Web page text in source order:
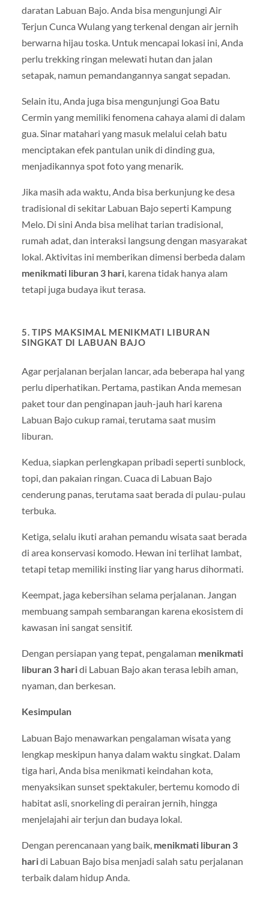
daratan Labuan Bajo. Anda bisa mengunjungi Air
Terjun Cunca Wulang yang terkenal dengan air jernih
berwarna hijau toska. Untuk mencapai lokasi ini, Anda
perlu trekking ringan melewati hutan dan jalan
setapak, namun pemandangannya sangat sepadan.
Selain itu, Anda juga bisa mengunjungi Goa Batu
Cermin yang memiliki fenomena cahaya alami di dalam
gua. Sinar matahari yang masuk melalui celah batu
menciptakan efek pantulan unik di dinding gua,
menjadikannya spot foto yang menarik.
Jika masih ada waktu, Anda bisa berkunjung ke desa
tradisional di sekitar Labuan Bajo seperti Kampung
Melo. Di sini Anda bisa melihat tarian tradisional,
rumah adat, dan interaksi langsung dengan masyarakat
lokal. Aktivitas ini memberikan dimensi berbeda dalam
menikmati liburan 3 hari, karena tidak hanya alam
tetapi juga budaya ikut terasa.
5. TIPS MAKSIMAL MENIKMATI LIBURAN
SINGKAT DI LABUAN BAJO
Agar perjalanan berjalan lancar, ada beberapa hal yang
perlu diperhatikan. Pertama, pastikan Anda memesan
paket tour dan penginapan jauh-jauh hari karena
Labuan Bajo cukup ramai, terutama saat musim
liburan.
Kedua, siapkan perlengkapan pribadi seperti sunblock,
topi, dan pakaian ringan. Cuaca di Labuan Bajo
cenderung panas, terutama saat berada di pulau-pulau
terbuka.
Ketiga, selalu ikuti arahan pemandu wisata saat berada
di area konservasi komodo. Hewan ini terlihat lambat,
tetapi tetap memiliki insting liar yang harus dihormati.
Keempat, jaga kebersihan selama perjalanan. Jangan
membuang sampah sembarangan karena ekosistem di
kawasan ini sangat sensitif.
Dengan persiapan yang tepat, pengalaman menikmati
liburan 3 haridi Labuan Bajo akan terasa lebih aman,
nyaman, dan berkesan.
Kesimpulan
Labuan Bajo menawarkan pengalaman wisata yang
lengkap meskipun hanya dalam waktu singkat. Dalam
tiga hari, Anda bisa menikmati keindahan kota,
menyaksikan sunset spektakuler, bertemu komodo di
habitat asli, snorkeling di perairan jernih, hingga
menjelajahi air terjun dan budaya lokal.
Dengan perencanaan yang baik, menikmati liburan 3
haridi Labuan Bajo bisa menjadi salah satu perjalanan
terbaik dalam hidup Anda.